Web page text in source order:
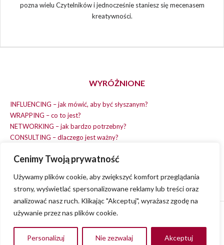
Cenimy Twoją prywatność
Używamy plików cookie, aby zwiększyć komfort przeglądania
strony, wyświetlać spersonalizowane reklamy lub treści oraz
analizować nasz ruch. Klikając "Akceptuj", wyrażasz zgodę na
używanie przez nas plików cookie.
Personalizuj Nie zezwalaj Akceptuj
pozna wielu Czytelników i jednocześnie staniesz się mecenasem
kreatywności.
WYRÓŻNIONE
INFLUENCING – jak mówić, aby być słyszanym?
WRAPPING – co to jest?
NETWORKING – jak bardzo potrzebny?
CONSULTING – dlaczego jest ważny?
EARNING – jak zarobić na dobrym pomyśle?
Polityka Prywatności